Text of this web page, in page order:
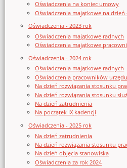
Oświadczenia na koniec umowy
Oświadczenia majątkowe na
Oświadczenia - 2023 rok
Oświadczenia majątkowe radnych
Oświadczenia majątkowe
Oświadczenia - 2024 rok
Oświadczenia majątkowe radnych
Oświadczenia pracowników
Na dzień rozwiązania stosunku
Na dzień rozwiązania stosunku
Na dzień zatrudnienia
Na początek IX kadencji
Oświadczenia - 2025 rok
Na dzień zatrudnienia
Na dzień rozwiązania stosunku
Na dzień objęcia stanowiska
Oświadczenia za rok 2024